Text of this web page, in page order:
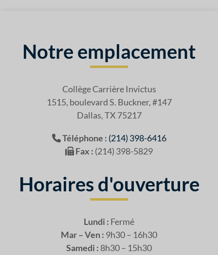
Notre emplacement
Collège Carrière Invictus
1515, boulevard S. Buckner, #147
Dallas, TX 75217
Téléphone : (214) 398-6416
Fax : (214) 398-5829
Horaires d'ouverture
Lundi : Fermé
Mar – Ven : 9h30 – 16h30
Samedi : 8h30 – 15h30